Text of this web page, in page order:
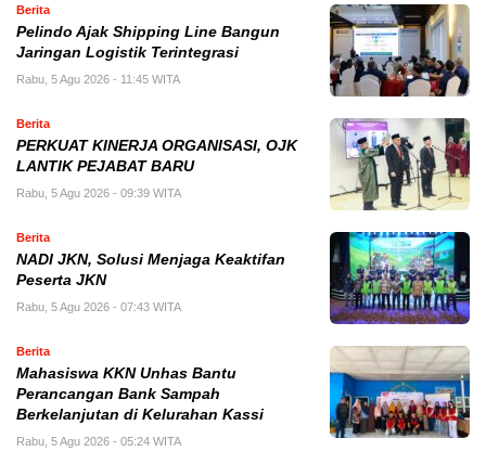
Berita
Pelindo Ajak Shipping Line Bangun
Jaringan Logistik Terintegrasi
Rabu, 5 Agu 2026 - 11:45 WITA
Berita
PERKUAT KINERJA ORGANISASI, OJK
LANTIK PEJABAT BARU
Rabu, 5 Agu 2026 - 09:39 WITA
Berita
NADI JKN, Solusi Menjaga Keaktifan
Peserta JKN
Rabu, 5 Agu 2026 - 07:43 WITA
Berita
Mahasiswa KKN Unhas Bantu
Perancangan Bank Sampah
Berkelanjutan di Kelurahan Kassi
Rabu, 5 Agu 2026 - 05:24 WITA